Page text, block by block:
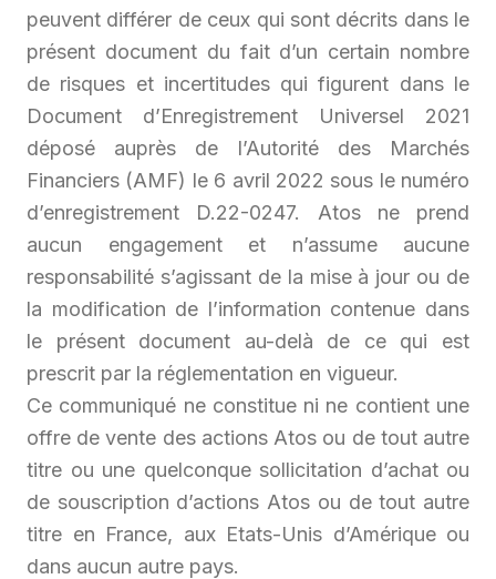
peuvent différer de ceux qui sont décrits dans le
présent document du fait d’un certain nombre
de risques et incertitudes qui figurent dans le
Document d’Enregistrement Universel 2021
déposé auprès de l’Autorité des Marchés
Financiers (AMF) le 6 avril 2022 sous le numéro
d’enregistrement D.22-0247. Atos ne prend
aucun engagement et n’assume aucune
responsabilité s’agissant de la mise à jour ou de
la modification de l’information contenue dans
le présent document au-delà de ce qui est
prescrit par la réglementation en vigueur.
Ce communiqué ne constitue ni ne contient une
offre de vente des actions Atos ou de tout autre
titre ou une quelconque sollicitation d’achat ou
de souscription d’actions Atos ou de tout autre
titre en France, aux Etats-Unis d’Amérique ou
dans aucun autre pays.